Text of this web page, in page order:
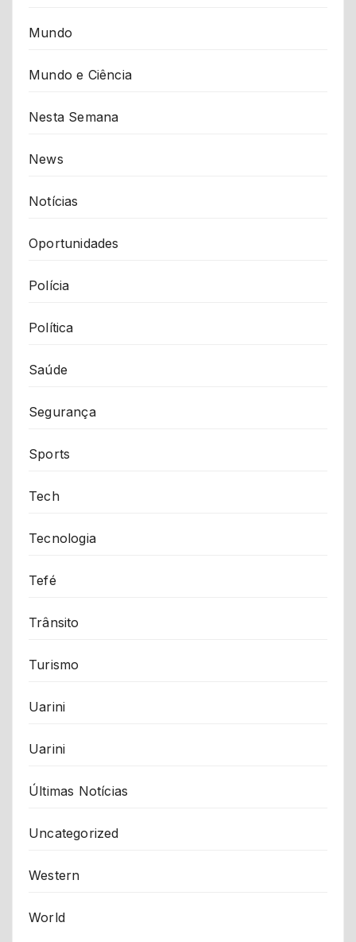
Mundo
Mundo e Ciência
Nesta Semana
News
Notícias
Oportunidades
Polícia
Política
Saúde
Segurança
Sports
Tech
Tecnologia
Tefé
Trânsito
Turismo
Uarini
Uarini
Últimas Notícias
Uncategorized
Western
World